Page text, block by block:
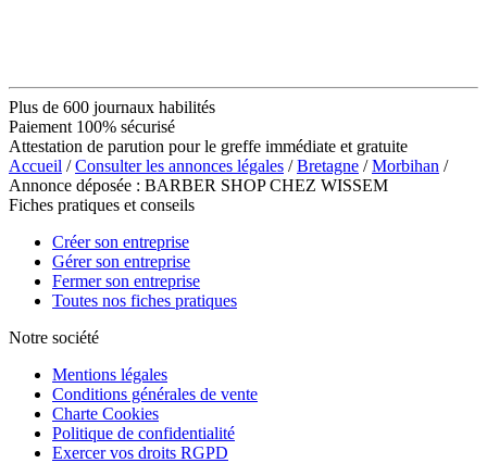
Plus de 600 journaux habilités
Paiement 100% sécurisé
Attestation de parution pour le greffe immédiate et gratuite
Accueil /Consulter les annonces légales /Bretagne /Morbihan /
Annonce déposée : BARBER SHOP CHEZ WISSEM
Fiches pratiques et conseils
Créer son entreprise
Gérer son entreprise
Fermer son entreprise
Toutes nos fiches pratiques
Notre société
Mentions légales
Conditions générales de vente
Charte Cookies
Politique de confidentialité
Exercer vos droits RGPD